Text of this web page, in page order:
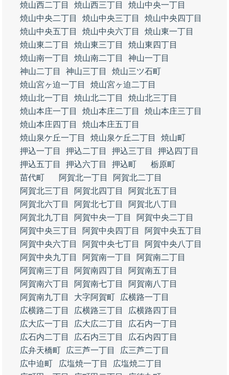
焼山西二丁目
焼山西三丁目
焼山中央一丁目
焼山中央二丁目
焼山中央三丁目
焼山中央四丁目
焼山中央五丁目
焼山中央六丁目
焼山東一丁目
焼山東二丁目
焼山東三丁目
焼山東四丁目
焼山南一丁目
焼山南二丁目
神山一丁目
神山二丁目
神山三丁目
焼山三ツ石町
焼山宮ヶ迫一丁目
焼山宮ヶ迫二丁目
焼山北一丁目
焼山北二丁目
焼山北三丁目
焼山本庄一丁目
焼山本庄二丁目
焼山本庄三丁目
焼山本庄四丁目
焼山本庄五丁目
焼山泉ケ丘一丁目
焼山泉ケ丘二丁目
焼山町
押込一丁目
押込二丁目 押込三丁目
押込四丁目
押込五丁目
押込六丁目 押込町
栃原町
苗代町
阿賀北一丁目
阿賀北二丁目
阿賀北三丁目
阿賀北四丁目
阿賀北五丁目
阿賀北六丁目
阿賀北七丁目
阿賀北八丁目
阿賀北九丁目
阿賀中央一丁目
阿賀中央二丁目
阿賀中央三丁目
阿賀中央四丁目
阿賀中央五丁目
阿賀中央六丁目
阿賀中央七丁目
阿賀中央八丁目
阿賀中央九丁目
阿賀南一丁目
阿賀南二丁目
阿賀南三丁目
阿賀南四丁目
阿賀南五丁目
阿賀南六丁目
阿賀南七丁目
阿賀南八丁目
阿賀南九丁目
大字阿賀町
広横路一丁目
広横路二丁目
広横路三丁目
広横路四丁目
広大広一丁目
広大広二丁目
広石内一丁目
広石内二丁目
広石内三丁目
広石内四丁目
広弁天橋町
広三芦一丁目
広三芦二丁目
広中迫町
広塩焼一丁目
広塩焼二丁目